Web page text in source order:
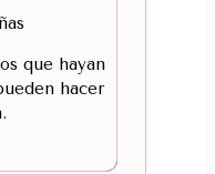
que hayan
hacer